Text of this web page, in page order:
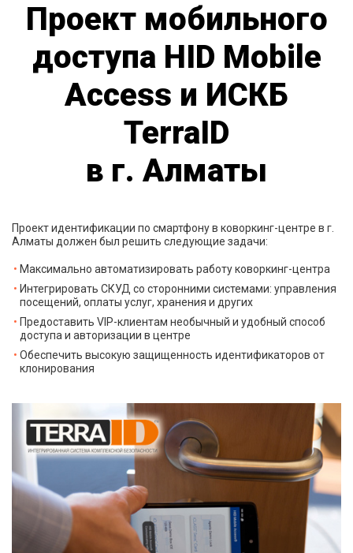
Проект мобильного
доступа HID Mobile
Access и ИСКБ
TerraID
в г. Алматы
Проект идентификации по смартфону в коворкинг-центре в г.
Алматы должен был решить следующие задачи:
Максимально автоматизировать работу коворкинг-центра
Интегрировать СКУД со сторонними системами: управления
посещений, оплаты услуг, хранения и других
Предоставить VIP-клиентам необычный и удобный способ
доступа и авторизации в центре
Обеспечить высокую защищенность идентификаторов от
клонирования